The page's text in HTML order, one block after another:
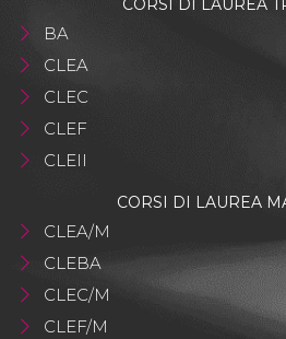
CORSI DI LAUREA
BA
CLEA
CLEC
CLEF
CLEII
CORSI DI LAUREA
CLEA/M
CLEBA
CLEC/M
CLEF/M